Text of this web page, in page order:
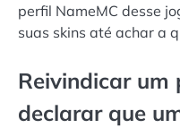
perfil NameMC desse
suas skins até achar a
Reivindicar um
declarar que